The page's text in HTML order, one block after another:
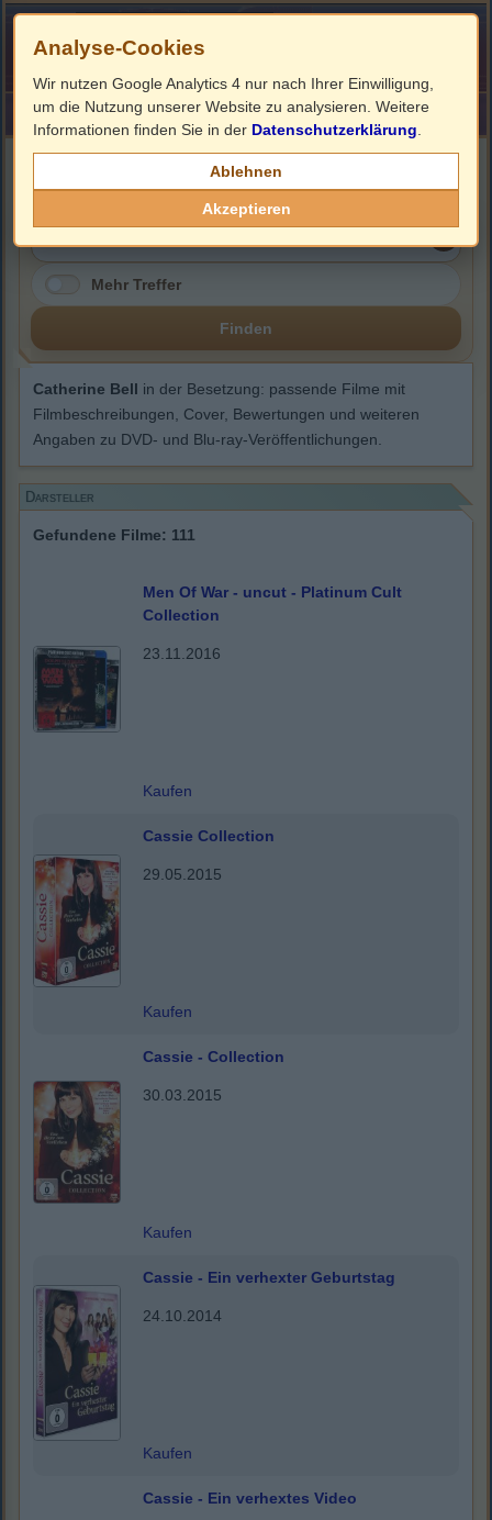
HOME ImpressumLinks
Catherine Bell
Mehr Treffer
Finden
Catherine Bell in der Besetzung: passende Filme mit
Filmbeschreibungen, Cover, Bewertungen und weiteren
Angaben zu DVD- und Blu-ray-Veröffentlichungen.
Darsteller
Gefundene Filme: 111
Men Of War - uncut - Platinum Cult
Collection
23.11.2016
Kaufen
Cassie Collection
29.05.2015
Kaufen
Cassie - Collection
30.03.2015
Kaufen
Cassie - Ein verhexter Geburtstag
24.10.2014
Kaufen
Cassie - Ein verhextes Video
Analyse-Cookies
Wir nutzen Google Analytics 4 nur nach Ihrer Einwilligung,
um die Nutzung unserer Website zu analysieren. Weitere
Informationen finden Sie in der Datenschutzerklärung
Ablehnen
Akzeptieren